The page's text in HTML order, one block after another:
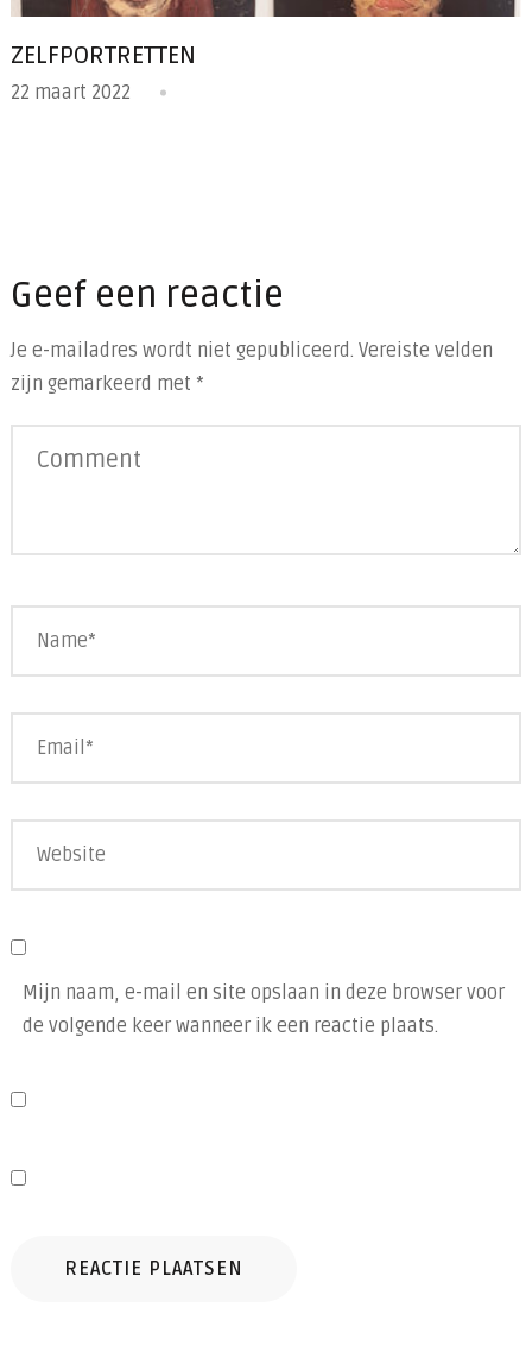
ZELFPORTRETTEN
22 maart 2022
Geef een reactie
Je e-mailadres wordt niet gepubliceerd. Vereiste velden
zijn gemarkeerd met *
Mijn naam, e-mail en site opslaan in deze browser voor
de volgende keer wanneer ik een reactie plaats.